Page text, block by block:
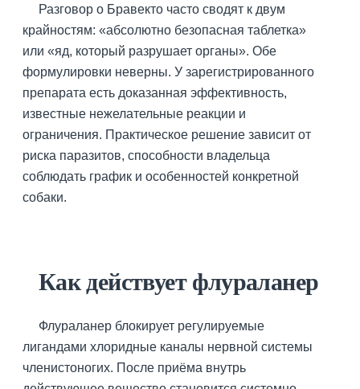
Разговор о Бравекто часто сводят к двум
крайностям: «абсолютно безопасная таблетка»
или «яд, который разрушает органы». Обе
формулировки неверны. У зарегистрированного
препарата есть доказанная эффективность,
известные нежелательные реакции и
ограничения. Практическое решение зависит от
риска паразитов, способности владельца
соблюдать график и особенностей конкретной
собаки.
Как действует флураланер
Флураланер блокирует регулируемые
лигандами хлоридные каналы нервной системы
членистоногих. После приёма внутрь